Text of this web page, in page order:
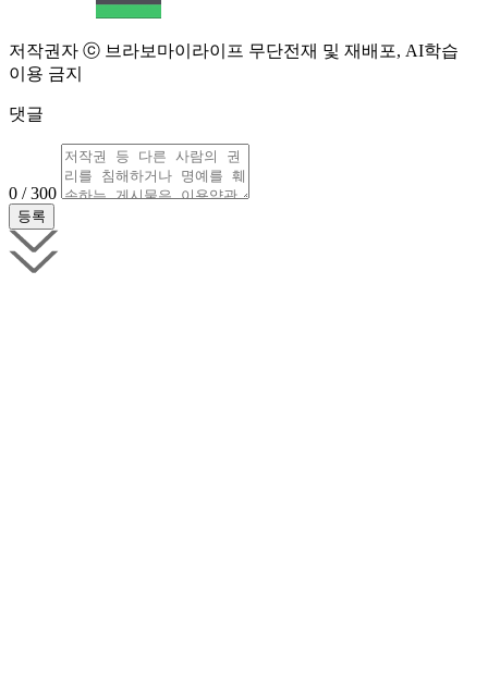
저작권자 ⓒ 브라보마이라이프 무단전재 및 재배포, AI학습
이용 금지
댓글
0 / 300